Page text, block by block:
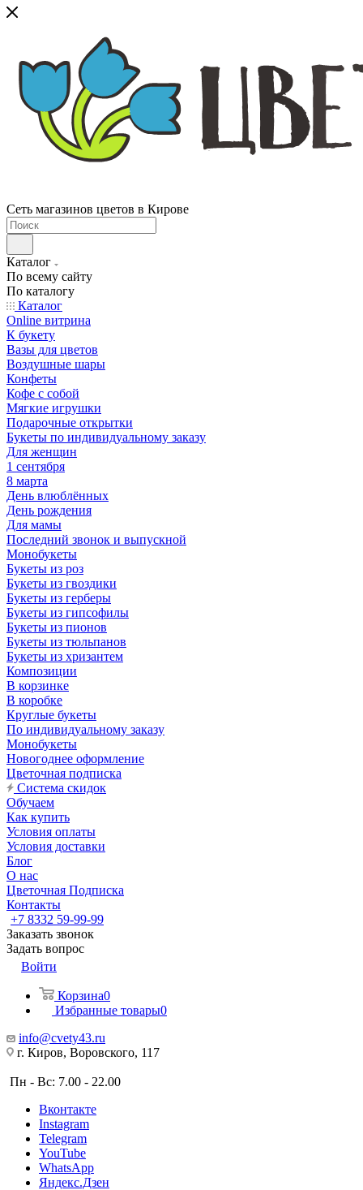
Сеть магазинов цветов в Кирове
Каталог
По всему сайту
По каталогу
Каталог
Online витрина
К букету
Вазы для цветов
Воздушные шары
Конфеты
Кофе с собой
Мягкие игрушки
Подарочные открытки
Букеты по индивидуальному заказу
Для женщин
1 сентября
8 марта
День влюблённых
День рождения
Для мамы
Последний звонок и выпускной
Монобукеты
Букеты из роз
Букеты из гвоздики
Букеты из герберы
Букеты из гипсофилы
Букеты из пионов
Букеты из тюльпанов
Букеты из хризантем
Композиции
В корзинке
В коробке
Круглые букеты
По индивидуальному заказу
Монобукеты
Новогоднее оформление
Цветочная подписка
Система скидок
Обучаем
Как купить
Условия оплаты
Условия доставки
Блог
О нас
Цветочная Подписка
Контакты
+7 8332 59-99-99
Заказать звонок
Задать вопрос
Войти
Корзина0
Избранные товары0
info@cvety43.ru
г. Киров, Воровского, 117
Пн - Вс: 7.00 - 22.00
Вконтакте
Instagram
Telegram
YouTube
WhatsApp
Яндекс.Дзен